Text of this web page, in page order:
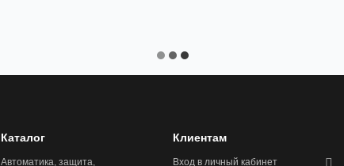
Каталог
Автоматика, защита,
Клиентам
Вход в личный кабинет